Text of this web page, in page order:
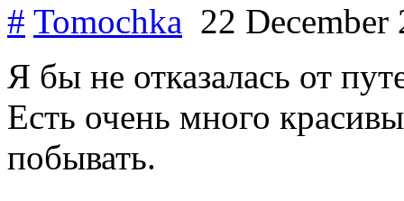
# Tomochka 22
Я бы не отказалась от
Есть очень много
побывать.